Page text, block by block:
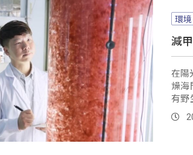
環境
減
在陽
燥海
有野
產；
圍生